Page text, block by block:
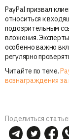
PayPal призвал
относиться к
подозрительным
вложения.
особенно важно
регулярно
Читайте по теме.
вознаграждения за
Поделиться